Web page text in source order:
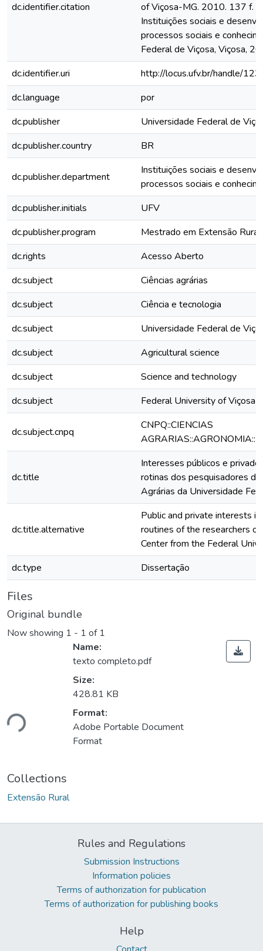
dc.identifier.citation
of Viçosa-MG. 2010. 137 f.
Instituições sociais e
processos sociais e
Federal de Viçosa, Viçosa,
dc.identifier.uri
http://locus.ufv.br/handle/
dc.language
por
dc.publisher
Universidade Federal de
dc.publisher.country
BR
dc.publisher.department
Instituições sociais e
processos sociais e
dc.publisher.initials
UFV
dc.publisher.program
Mestrado em Extensão Rural
dc.rights
Acesso Aberto
dc.subject
Ciências agrárias
dc.subject
Ciência e tecnologia
dc.subject
Universidade Federal de
dc.subject
Agricultural science
dc.subject
Science and technology
dc.subject
Federal University of Viçosa
dc.subject.cnpq
CNPQ::CIENCIAS
dc.title
Interesses públicos e
rotinas dos pesquisadores
Agrárias da Universidade
dc.title.alternative
Public and private interests
routines of the researchers
Center from the Federal
dc.type
Dissertação
Files
Original bundle
Now showing 1 - 1 of 1
Loading...
Name:
texto completo.pdf
Size:
428.81 KB
Format:
Adobe Portable Document
Format
Collections
Extensão Rural
Rules and Regulations
Submission Instructions
Information policies
Terms of authorization for publication
Terms of authorization for publishing books
Help